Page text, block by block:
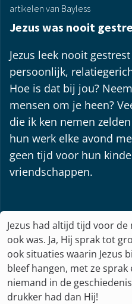
artikelen van Bayless
Jezus was nooit
Jezus leek nooit
persoonlijk,
Hoe is dat bij jou?
mensen om je heen?
die ik ken nemen
hun werk elke avond
geen tijd voor hun
vriendschappen.
Jezus had altijd tijd voor
ook was. Ja, Hij sprak tot
ook situaties waarin Jezus
bleef hangen, met ze
niemand in de
drukker had dan Hij!